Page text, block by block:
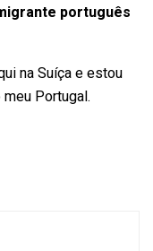
português
na Suíça e estou
Portugal.